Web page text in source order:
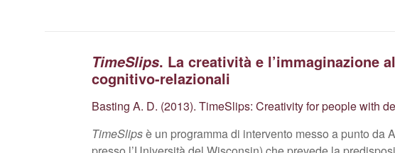
TimeSlips. La creatività e l’immaginazione
cognitivo-relazionali
Basting A. D. (2013). TimeSlips: Creativity for people with
TimeSlipsè un programma di intervento messo a punto da